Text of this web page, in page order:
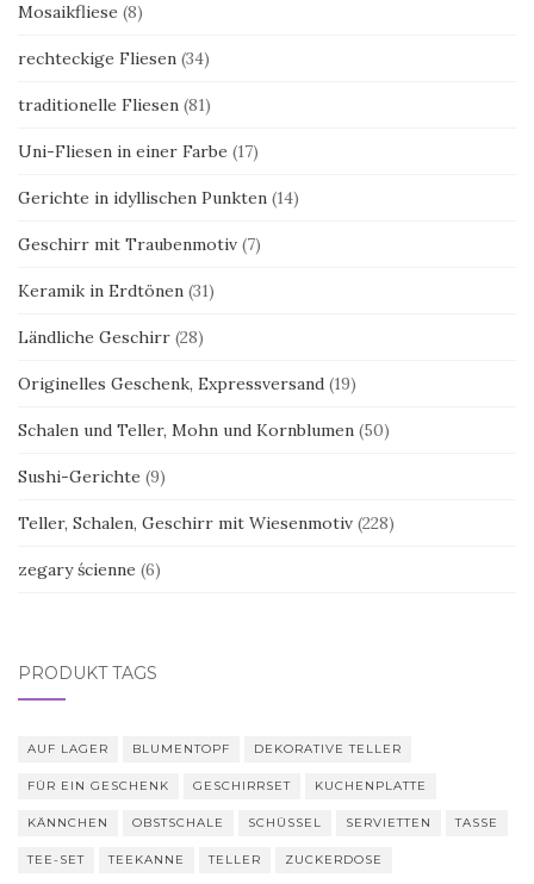
Mosaikfliese (8)
rechteckige Fliesen (34)
traditionelle Fliesen (81)
Uni-Fliesen in einer Farbe (17)
Gerichte in idyllischen Punkten (14)
Geschirr mit Traubenmotiv (7)
Keramik in Erdtönen (31)
Ländliche Geschirr (28)
Originelles Geschenk, Expressversand (19)
Schalen und Teller, Mohn und Kornblumen (50)
Sushi-Gerichte (9)
Teller, Schalen, Geschirr mit Wiesenmotiv (228)
zegary ścienne (6)
PRODUKT TAGS
AUF LAGER BLUMENTOPF DEKORATIVE TELLER
FÜR EIN GESCHENK GESCHIRRSET KUCHENPLATTE
KÄNNCHEN OBSTSCHALE SCHÜSSEL SERVIETTEN TASSE
TEE-SET TEEKANNE TELLER ZUCKERDOSE